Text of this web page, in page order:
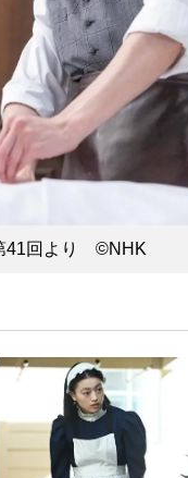
41回より ©️NHK